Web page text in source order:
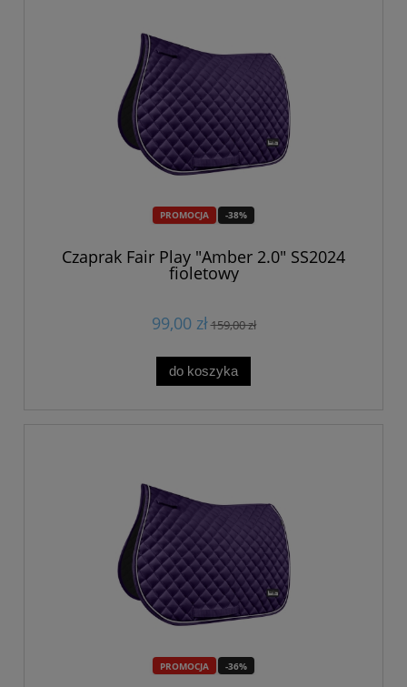
PROMOCJA -38%
Czaprak Fair Play "Amber 2.0" SS2024
fioletowy
99,00 zł159,00 zł
do koszyka
PROMOCJA -36%